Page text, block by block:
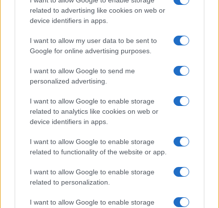
related to advertising like cookies on web or
device identifiers in apps.
I want to allow my user data to be sent to
Google for online advertising purposes.
I want to allow Google to send me
personalized advertising.
I want to allow Google to enable storage
related to analytics like cookies on web or
device identifiers in apps.
I want to allow Google to enable storage
related to functionality of the website or app.
I want to allow Google to enable storage
related to personalization.
I want to allow Google to enable storage
Continua a leggere